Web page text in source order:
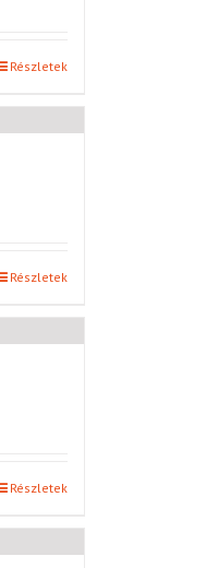
Részletek
Részletek
Részletek